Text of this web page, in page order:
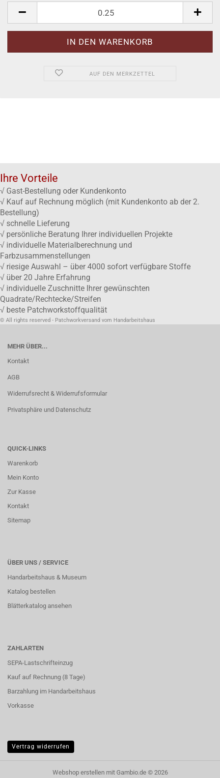
AUF DEN MERKZETTEL
Ihre Vorteile
√ Gast-Bestellung oder Kundenkonto
√ Kauf auf Rechnung möglich (mit Kundenkonto ab der 2.
Bestellung)
√ schnelle Lieferung
√ persönliche Beratung Ihrer individuellen Projekte
√ individuelle Materialberechnung und
Farbzusammenstellungen
√ riesige Auswahl – über 4000 sofort verfügbare Stoffe
√ über 20 Jahre Erfahrung
√ individuelle Zuschnitte Ihrer gewünschten
Quadrate/Rechtecke/Streifen
√ beste Patchworkstoffqualität
© All rights reserved - Patchworkversand vom Handarbeitshaus
MEHR ÜBER...
Kontakt
AGB
Widerrufsrecht & Widerrufsformular
Privatsphäre und Datenschutz
QUICK-LINKS
Warenkorb
Mein Konto
Zur Kasse
Kontakt
Sitemap
ÜBER UNS / SERVICE
Handarbeitshaus & Museum
Katalog bestellen
Blätterkatalog ansehen
ZAHLARTEN
SEPA-Lastschrifteinzug
Kauf auf Rechnung (8 Tage)
Barzahlung im Handarbeitshaus
Vorkasse
Vertrag widerrufen
Webshop erstellenmit Gambio.de © 2026